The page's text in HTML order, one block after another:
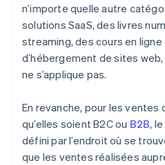
n’importe quelle autre
solutions SaaS, des livres
streaming, des cours en
d’hébergement de sites
ne s’applique pas.
En revanche, pour les ventes
qu’elles soient B2C ou B2B,
défini par l’endroit où se
que les ventes réalisées